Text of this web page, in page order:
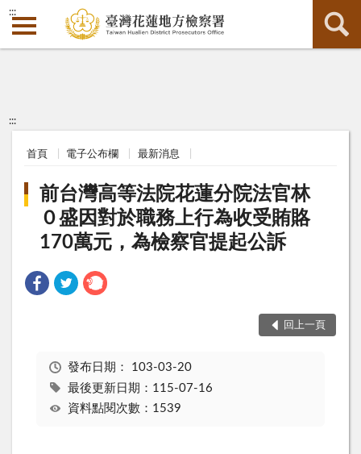
:::
:::
首頁 電子公布欄 最新消息
前台灣高等法院花蓮分院法官林
０盛因對於職務上行為收受賄賂
170萬元，為檢察官提起公訴
回上一頁
發布日期： 103-03-20
最後更新日期：115-07-16
資料點閱次數：1539